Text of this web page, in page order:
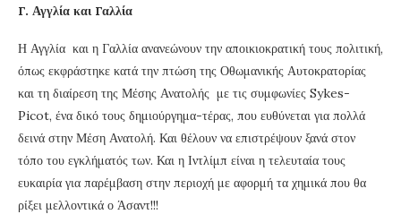
Γ. Αγγλία και Γαλλία
Η Αγγλία και η Γαλλία ανανεώνουν την αποικιοκρατική τους πολιτική,
όπως εκφράστηκε κατά την πτώση της Οθωμανικής Αυτοκρατορίας
και τη διαίρεση της Μέσης Ανατολής με τις συμφωνίες Sykes-
Picot, ένα δικό τους δημιούργημα-τέρας, που ευθύνεται για πολλά
δεινά στην Μέση Ανατολή. Και θέλουν να επιστρέψουν ξανά στον
τόπο του εγκλήματός των. Και η Ιντλίμπ είναι η τελευταία τους
ευκαιρία για παρέμβαση στην περιοχή με αφορμή τα χημικά που θα
ρίξει μελλοντικά ο Άσαντ!!!